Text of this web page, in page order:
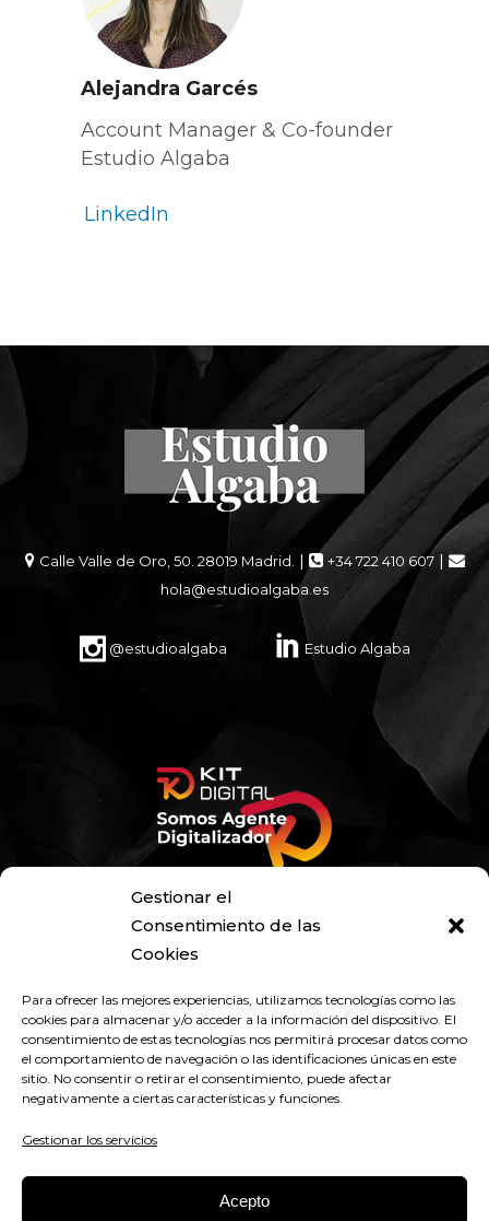
Gestionar el
Consentimiento de las
Cookies
Para ofrecer las mejores experiencias, utilizamos tecnologías como las
cookies para almacenar y/o acceder a la información del dispositivo. El
consentimiento de estas tecnologías nos permitirá procesar datos como
el comportamiento de navegación o las identificaciones únicas en este
sitio. No consentir o retirar el consentimiento, puede afectar
negativamente a ciertas características y funciones.
Gestionar los servicios
Acepto
Alejandra Garcés
Account Manager & Co-founder
Estudio Algaba
LinkedIn
Calle Valle de Oro, 50. 28019 Madrid. | +34 722 410 607|
hola@estudioalgaba.es
@estudioalgaba Estudio Algaba